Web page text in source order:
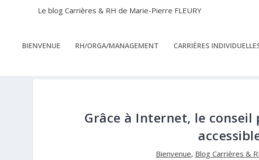
Le blog Carrières & RH de Marie-Pierre FLEURY
BIENVENUE RH/ORGA/MANAGEMENT CARRIÈRES
Grâce à Internet, le conseil
Bienvenue, Blog Carrières &